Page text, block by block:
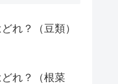
れ？（豆類）
れ？（根菜